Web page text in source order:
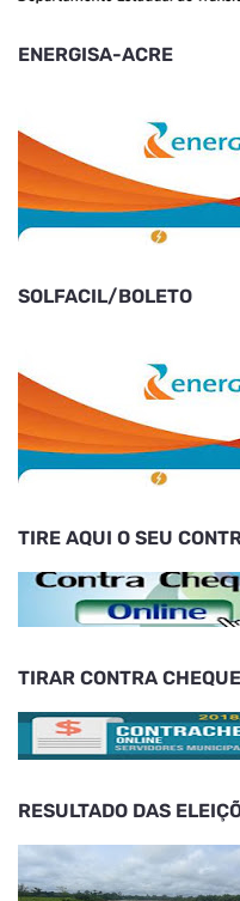
ENERGISA-ACRE
SOLFACIL/BOLETO
TIRE AQUI O SEU
TIRAR CONTRA
RESULTADO DAS